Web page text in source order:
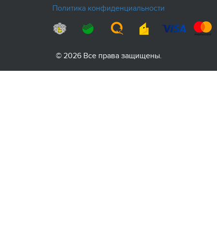
Политика конфиденциальности
© 2026 Все права защищены.